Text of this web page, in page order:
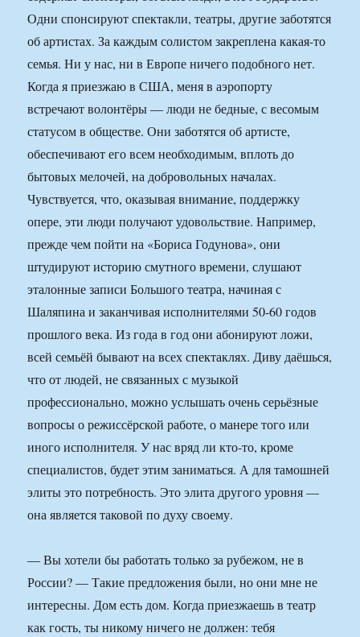
Одни спонсируют спектакли, театры, другие заботятся
об артистах. За каждым солистом закреплена какая-то
семья. Ни у нас, ни в Европе ничего подобного нет.
Когда я приезжаю в США, меня в аэропорту
встречают волонтёры — люди не бедные, с весомым
статусом в обществе. Они заботятся об артисте,
обеспечивают его всем необходимым, вплоть до
бытовых мелочей, на добровольных началах.
Чувствуется, что, оказывая внимание, поддержку
опере, эти люди получают удовольствие. Например,
прежде чем пойти на «Бориса Годунова», они
штудируют историю смутного времени, слушают
эталонные записи Большого театра, начиная с
Шаляпина и заканчивая исполнителями 50-60 годов
прошлого века. Из года в год они абонируют ложи,
всей семьёй бывают на всех спектаклях. Диву даёшься,
что от людей, не связанных с музыкой
профессионально, можно услышать очень серьёзные
вопросы о режиссёрской работе, о манере того или
иного исполнителя. У нас вряд ли кто-то, кроме
специалистов, будет этим заниматься. А для тамошней
элиты это потребность. Это элита другого уровня —
она является таковой по духу своему.
— Вы хотели бы работать только за рубежом, не в
России? — Такие предложения были, но они мне не
интересны. Дом есть дом. Когда приезжаешь в театр
как гость, ты никому ничего не должен: тебя